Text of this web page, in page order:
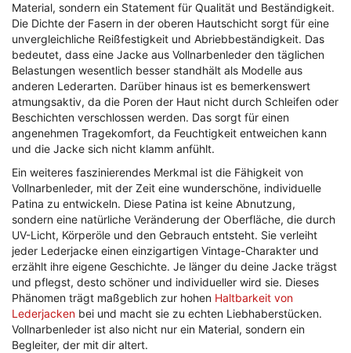
Material, sondern ein Statement für Qualität und Beständigkeit.
Die Dichte der Fasern in der oberen Hautschicht sorgt für eine
unvergleichliche Reißfestigkeit und Abriebbeständigkeit. Das
bedeutet, dass eine Jacke aus Vollnarbenleder den täglichen
Belastungen wesentlich besser standhält als Modelle aus
anderen Lederarten. Darüber hinaus ist es bemerkenswert
atmungsaktiv, da die Poren der Haut nicht durch Schleifen oder
Beschichten verschlossen werden. Das sorgt für einen
angenehmen Tragekomfort, da Feuchtigkeit entweichen kann
und die Jacke sich nicht klamm anfühlt.
Ein weiteres faszinierendes Merkmal ist die Fähigkeit von
Vollnarbenleder, mit der Zeit eine wunderschöne, individuelle
Patina zu entwickeln. Diese Patina ist keine Abnutzung,
sondern eine natürliche Veränderung der Oberfläche, die durch
UV-Licht, Körperöle und den Gebrauch entsteht. Sie verleiht
jeder Lederjacke einen einzigartigen Vintage-Charakter und
erzählt ihre eigene Geschichte. Je länger du deine Jacke trägst
und pflegst, desto schöner und individueller wird sie. Dieses
Phänomen trägt maßgeblich zur hohen Haltbarkeit von
Lederjacken bei und macht sie zu echten Liebhaberstücken.
Vollnarbenleder ist also nicht nur ein Material, sondern ein
Begleiter, der mit dir altert.